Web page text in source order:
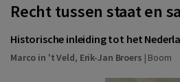
Recht tussen staat en
Historische inleiding tot het
Marco in 't Veld, Erik-Jan Broers | Boom